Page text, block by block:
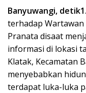
Banyuwangi,
terhadap
Pranata disaat
informasi di lokasi
Klatak, Kecamatan
menyebabkan
terdapat luka-luka